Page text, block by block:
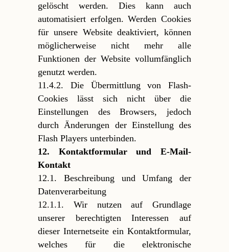
gelöscht werden. Dies kann auch
automatisiert erfolgen. Werden Cookies
für unsere Website deaktiviert, können
möglicherweise nicht mehr alle
Funktionen der Website vollumfänglich
genutzt werden.
11.4.2. Die Übermittlung von Flash-
Cookies lässt sich nicht über die
Einstellungen des Browsers, jedoch
durch Änderungen der Einstellung des
Flash Players unterbinden.
12. Kontaktformular und E-Mail-
Kontakt
12.1. Beschreibung und Umfang der
Datenverarbeitung
12.1.1. Wir nutzen auf Grundlage
unserer berechtigten Interessen auf
dieser Internetseite ein Kontaktformular,
welches für die elektronische